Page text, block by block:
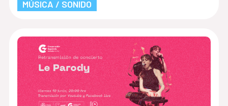
MÚSICA / SONIDO